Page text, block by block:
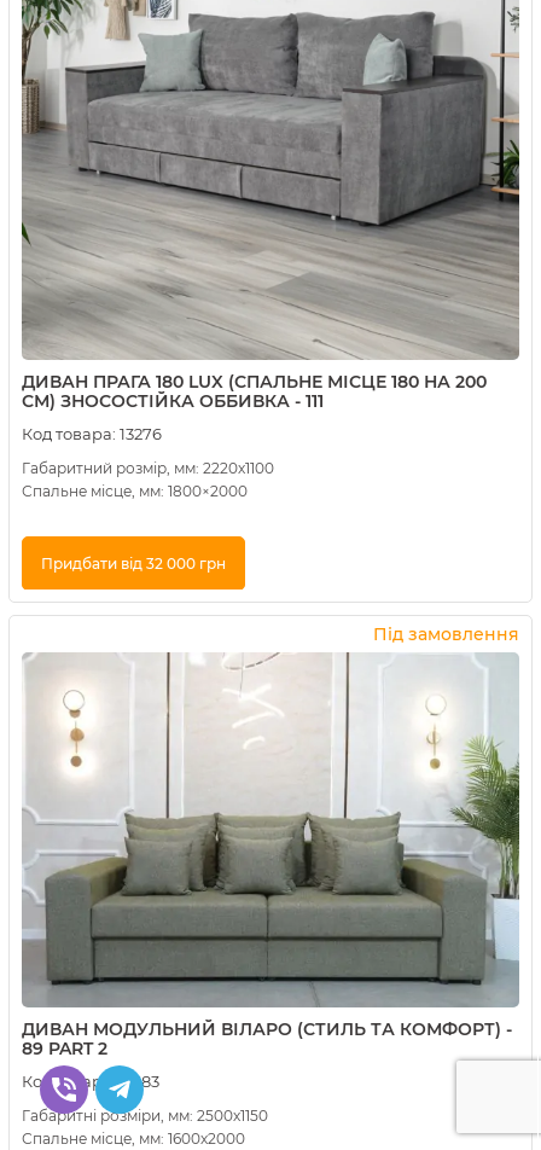
ДИВАН ПРАГА 180 LUX (СПАЛЬНЕ МІСЦЕ 180 НА 200
СМ) ЗНОСОСТІЙКА ОББИВКА - 111
Код товара: 13276
Габаритний розмір, мм: 2220х1100
Спальне місце, мм: 1800×2000
Придбати від 32 000 грн
Купити в 1 клік
Під замовлення
ДИВАН МОДУЛЬНИЙ ВІЛАРО (СТИЛЬ ТА КОМФОРТ) -
89 PART 2
Код товара:11783
Габаритні розміри, мм: 2500х1150
Спальне місце, мм: 1600х2000